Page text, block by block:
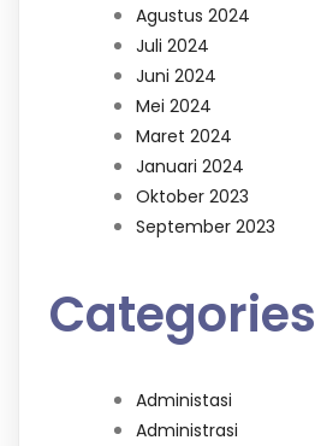
Agustus 2024
Juli 2024
Juni 2024
Mei 2024
Maret 2024
Januari 2024
Oktober 2023
September 2023
Categories
Administasi
Administrasi